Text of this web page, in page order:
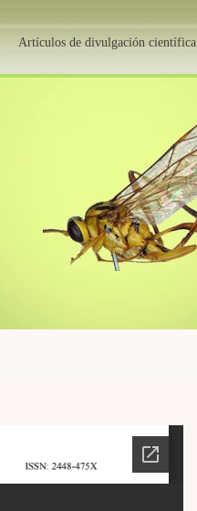
Artículos de divulgación científica